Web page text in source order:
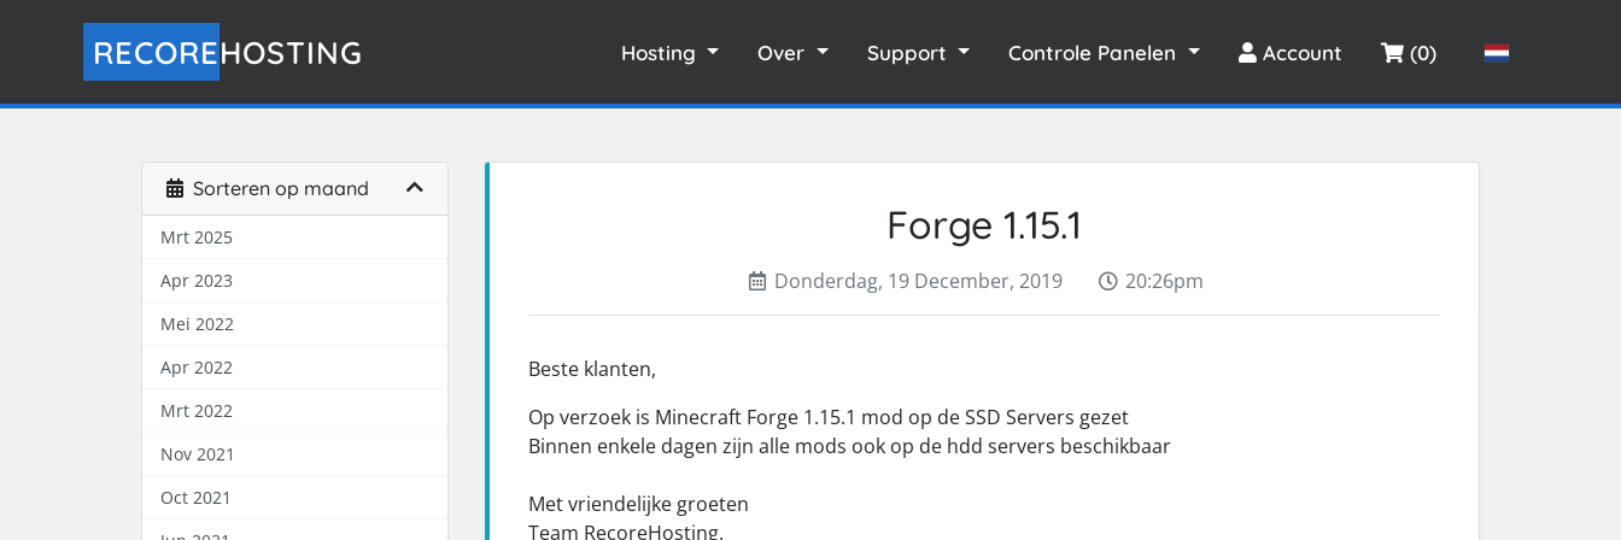
RECOREHOSTING Hosting Over Support Controle Panelen Account (0)
Sorteren op maand
Mrt 2025
Apr 2023
Mei 2022
Apr 2022
Mrt 2022
Nov 2021
Oct 2021
Forge 1.15.1
Donderdag, 19 December, 2019 20:26pm
Beste klanten,
Op verzoek is Minecraft Forge 1.15.1 mod op de SSD Servers gezet
Binnen enkele dagen zijn alle mods ook op de hdd servers beschikbaar
Met vriendelijke groeten
Team RecoreHosting.